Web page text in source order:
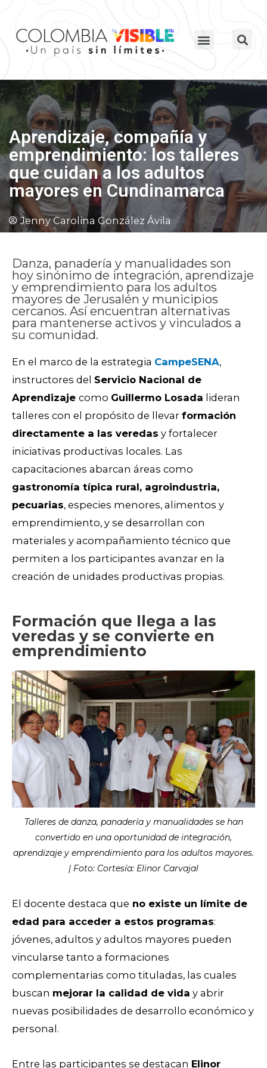
Aprendizaje, compañía y
emprendimiento: los talleres
que cuidan a los adultos
mayores en Cundinamarca
Jenny Carolina González Ávila
Danza, panadería y manualidades son
hoy sinónimo de integración, aprendizaje
y emprendimiento para los adultos
mayores de Jerusalén y municipios
cercanos. Así encuentran alternativas
para mantenerse activos y vinculados a
su comunidad.
En el marco de la estrategia CampeSENA,
instructores del Servicio Nacional de
Aprendizaje como Guillermo Losada lideran
talleres con el propósito de llevar formación
directamente a las veredas y fortalecer
iniciativas productivas locales. Las
capacitaciones abarcan áreas como
gastronomía típica rural, agroindustria,
pecuarias, especies menores, alimentos y
emprendimiento, y se desarrollan con
materiales y acompañamiento técnico que
permiten a los participantes avanzar en la
creación de unidades productivas propias.
Formación que llega a las
veredas y se convierte en
emprendimiento
Talleres de danza, panadería y manualidades se han
convertido en una oportunidad de integración,
aprendizaje y emprendimiento para los adultos mayores.
| Foto: Cortesía: Elinor Carvajal
El docente destaca que no existe un límite de
edad para acceder a estos programas:
jóvenes, adultos y adultos mayores pueden
vincularse tanto a formaciones
complementarias como tituladas, las cuales
buscan mejorar la calidad de vida y abrir
nuevas posibilidades de desarrollo económico y
personal.
Entre las participantes se destacan Elinor